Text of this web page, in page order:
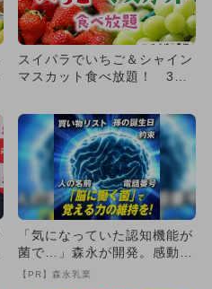
スイパラでいちご＆シャイン
マスカット食べ放題！ 3歳
「気になっていた認知機能が
菌で…」森永が開発。感動の
70代続出
【PR】森永乳業